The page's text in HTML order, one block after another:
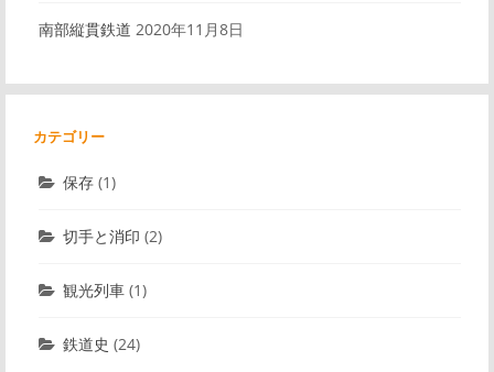
南部縦貫鉄道 2020年11月8日
カテゴリー
保存 (1)
切手と消印 (2)
観光列車 (1)
鉄道史 (24)